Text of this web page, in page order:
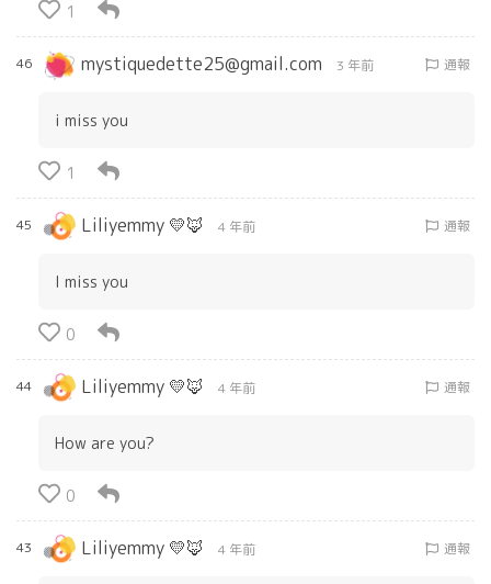
1
46 mystiquedette25@gmail.com 3 年前 通報
i miss you
1
45 Liliyemmy 💛🦊 4 年前 通報
I miss you
0
44 Liliyemmy 💛🦊 4 年前 通報
How are you?
0
43 Liliyemmy 💛🦊 4 年前 通報